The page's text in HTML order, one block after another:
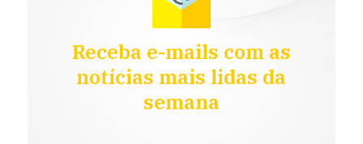
Receba e-mails com as
notícias mais lidas da
semana